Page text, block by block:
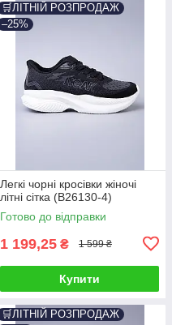
🛒ЛІТНІЙ РОЗПРОДАЖ
–25%
Легкі чорні кросівки жіночі
літні сітка (B26130-4)
Готово до відправки
1 199,25 ₴ 1 599 ₴
Купити
🛒ЛІТНІЙ РОЗПРОДАЖ